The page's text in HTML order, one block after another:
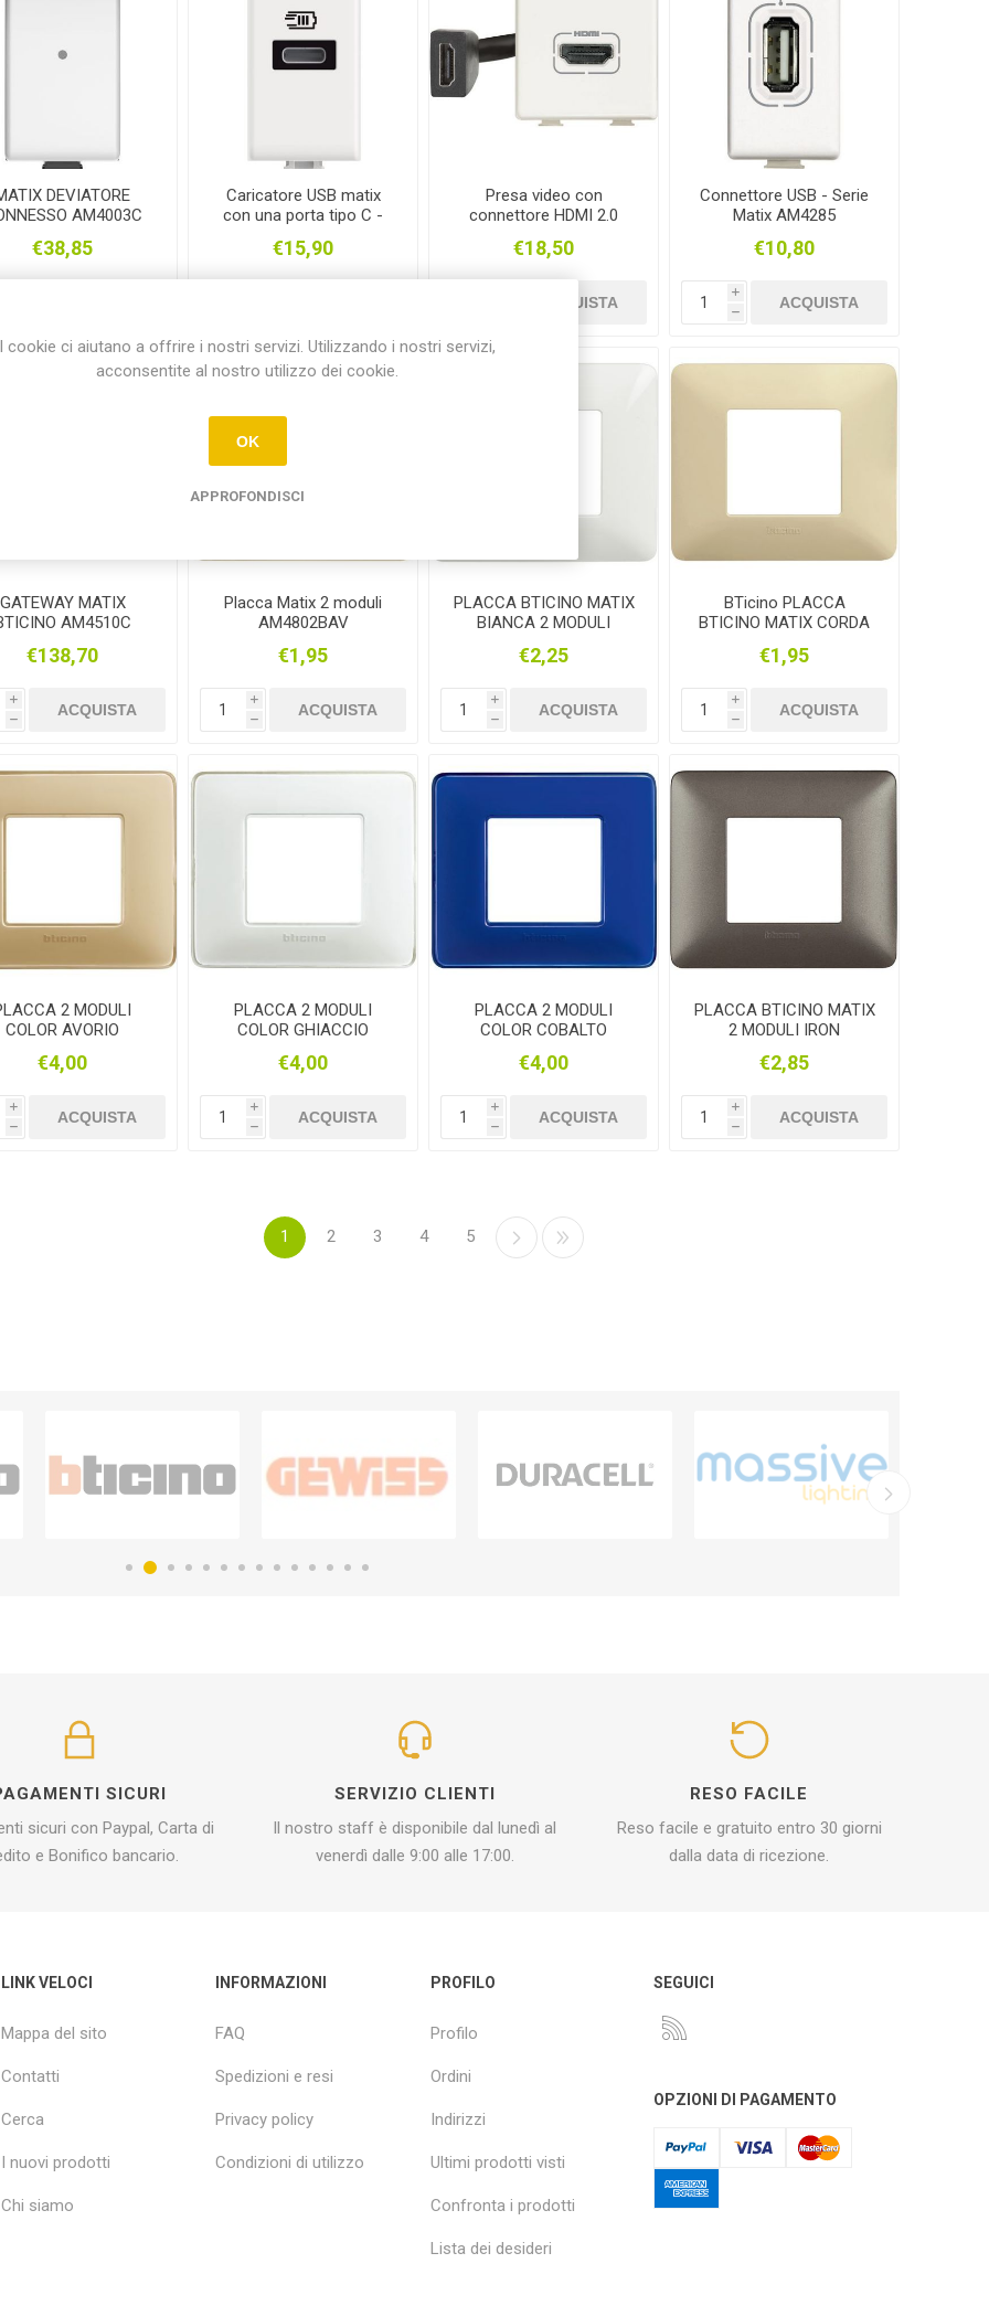
DEVIATORE
AM4003C
€38,85
Caricatore USB matix
con una porta tipo C -
€15,90
Presa video con
connettore HDMI 2.0
€18,50
ACQUISTA
Connettore USB - Serie
Matix AM4285
€10,80
i
h
ACQUISTA
GATEWAY MATIX
AM4510C
€138,70
i
h
ACQUISTA
Placca Matix 2 moduli
AM4802BAV
€1,95
i
h
ACQUISTA
PLACCA BTICINO MATIX
BIANCA 2 MODULI
AM4802BBN
€2,25
i
h
ACQUISTA
BTicino PLACCA
BTICINO MATIX CORDA
ROTONDA AM4802BCD
€1,95
i
h
ACQUISTA
2 MODULI
COLOR AVORIO
BTICINO MATIX
€4,00
i
h
ACQUISTA
PLACCA 2 MODULI
COLOR GHIACCIO
BTICINO AM4802CBN
€4,00
i
h
ACQUISTA
PLACCA 2 MODULI
COLOR COBALTO
BTICINO MATIX
€4,00
i
h
ACQUISTA
PLACCA BTICINO MATIX
2 MODULI IRON
AM4802MIR
€2,85
i
h
ACQUISTA
1 2 3 4 5
SICURI
sicuri con Paypal, Carta di
e Bonifico bancario.
SERVIZIO CLIENTI
Il nostro staff è disponibile dal lunedì al
venerdì dalle 9:00 alle 17:00.
RESO FACILE
Reso facile e gratuito entro 30 giorni
dalla data di ricezione.
LINK VELOCI
Mappa del sito
Contatti
Cerca
I nuovi prodotti
Chi siamo
INFORMAZIONI
FAQ
Spedizioni e resi
Privacy policy
Condizioni di utilizzo
PROFILO
Profilo
Ordini
Indirizzi
Ultimi prodotti visti
Confronta i prodotti
Lista dei desideri
SEGUICI
OPZIONI DI PAGAMENTO
I cookie ci aiutano a offrire i nostri servizi. Utilizzando i nostri servizi,
acconsentite al nostro utilizzo dei cookie.
OK
APPROFONDISCI